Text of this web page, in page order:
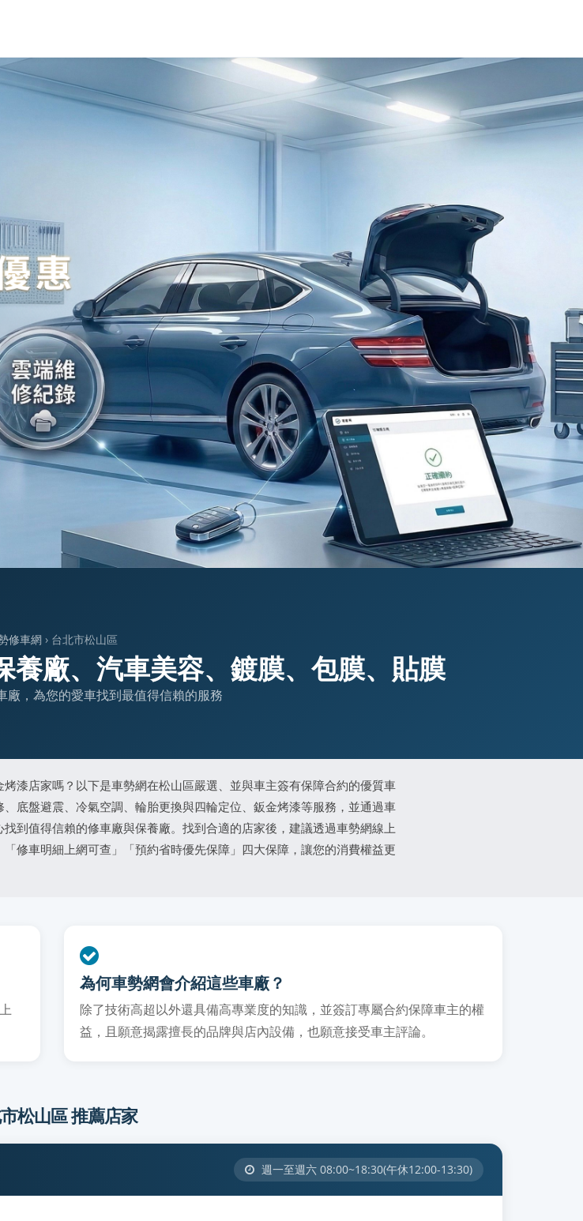
修車網 › 台北市松山區
養廠、汽車美容、鍍膜、包膜、貼膜
廠，為您的愛車找到最值得信賴的服務
漆店家嗎？以下是車勢網在松山區嚴選、並與車主簽有保障合約的優質車
底盤避震、冷氣空調、輪胎更換與四輪定位、鈑金烤漆等服務，並通過車
到值得信賴的修車廠與保養廠。找到合適的店家後，建議透過車勢網線上
修車明細上網可查」「預約省時優先保障」四大保障，讓您的消費權益更
為何車勢網會介紹這些車廠？
除了技術高超以外還具備高專業度的知識，並簽訂專屬合約保障車主的權
益，且願意揭露擅長的品牌與店內設備，也願意接受車主評論。
松山區 推薦店家
週一至週六 08:00~18:30(午休12:00-13:30)